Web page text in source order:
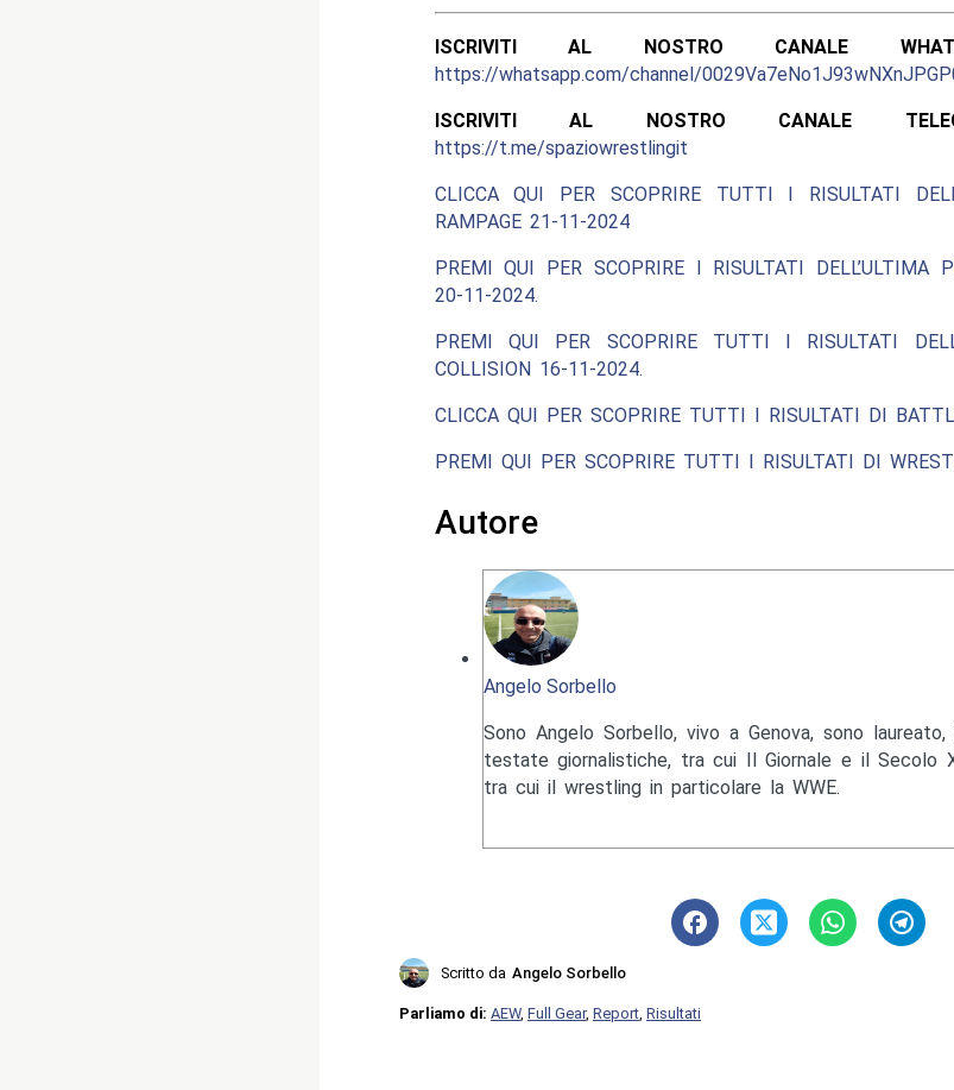
ISCRIVITI AL NOSTRO CANALE
https://whatsapp.com/channel/
ISCRIVITI AL NOSTRO CANALE
https://t.me/spaziowrestlingit
CLICCA QUI PER SCOPRIRE TUTTI I RISULTATI
RAMPAGE 21-11-2024
PREMI QUI PER SCOPRIRE I RISULTATI DELL’ULTIMA
20-11-2024.
PREMI QUI PER SCOPRIRE TUTTI I RISULTATI
COLLISION 16-11-2024.
CLICCA QUI PER SCOPRIRE TUTTI I RISULTATI DI
PREMI QUI PER SCOPRIRE TUTTI I RISULTATI DI
Autore
Angelo Sorbello
Sono Angelo Sorbello, vivo a Genova, sono
testate giornalistiche, tra cui Il Giornale e il Secolo
tra cui il wrestling in particolare la WWE.
Scritto da Angelo Sorbello
Parliamo di: AEW, Full Gear, Report Risultati